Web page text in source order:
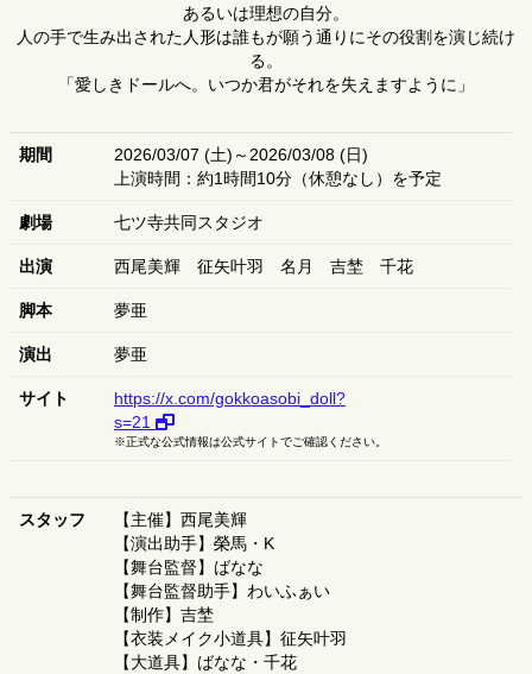
あるいは理想の自分。
人の手で生み出された人形は誰もが願う通りにその役割を演じ続け
る。
「愛しきドールへ。いつか君がそれを失えますように」
期間
2026/03/07 (土)～2026/03/08 (日)
上演時間：約1時間10分（休憩なし）を予定
劇場 七ツ寺共同スタジオ
出演 西尾美輝 征矢叶羽 名月 吉埜 千花
脚本 夢亜
演出 夢亜
サイト
https://x.com/gokkoasobi_doll?
s=21
※正式な公式情報は公式サイトでご確認ください。
スタッフ
【主催】西尾美輝
【演出助手】榮馬・K
【舞台監督】ばなな
【舞台監督助手】わいふぁい
【制作】吉埜
【衣装メイク小道具】征矢叶羽
【大道具】ばなな・千花